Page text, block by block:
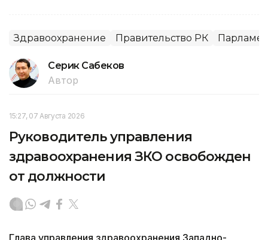
Здравоохранение Правительство РК
Серик Сабеков
Автор
15:27, 07 Августа 2026
Руководитель управления
здравоохранения ЗКО освобожден
от должности
Глава управления здравоохранения Западно-